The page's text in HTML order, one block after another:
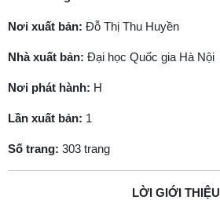
Nơi xuất bản: Đỗ Thị Thu Huyền
Nhà xuất bản: Đại học Quốc gia Hà Nội
Nơi phát hành: H
Lần xuất bản: 1
Số trang: 303 trang
LỜI GIỚI THIỆU